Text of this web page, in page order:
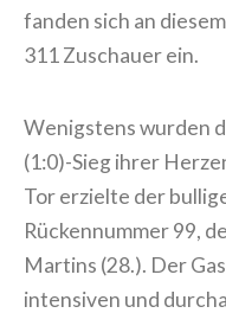
fanden sich an
311 Zuschauer ein.
Wenigstens wurden
(1:0)-Sieg ihrer
Tor erzielte der
Rückennummer 99,
Martins (28.). Der
intensiven und